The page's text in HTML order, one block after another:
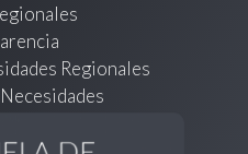
Regionales